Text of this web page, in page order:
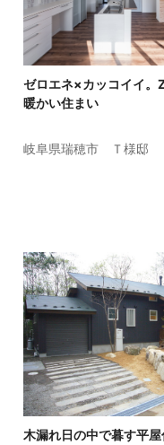
ゼロエネ×カッコイイ。
暖かい住まい
岐阜県瑞穂市 Ｔ様邸
木漏れ日の中で暮す平